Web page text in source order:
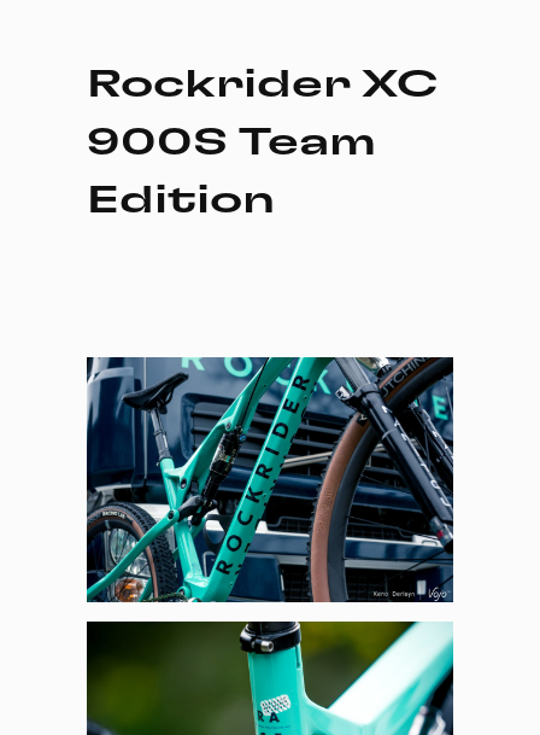
Rockrider XC
900S Team
Edition